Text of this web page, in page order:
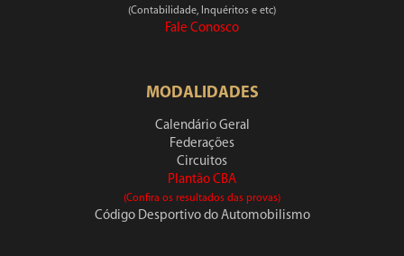
(Contabilidade, Inquéritos e etc)
Fale Conosco
MODALIDADES
Calendário Geral
Federações
Circuitos
Plantão CBA
(Confira os resultados das provas)
Código Desportivo do Automobilismo